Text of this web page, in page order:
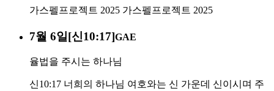
가스펠프로젝트 2025 가스펠프로젝트 2025
7월 6일[신10:17]GAE
율법을 주시는 하나님
신10:17 너희의 하나님 여호와는 신 가운데 신이시며 주